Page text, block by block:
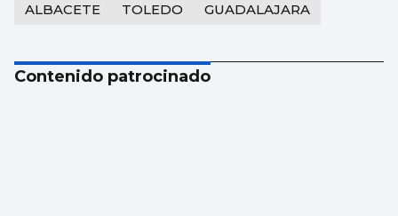
ALBACETE TOLEDO GUADALAJARA
Contenido patrocinado